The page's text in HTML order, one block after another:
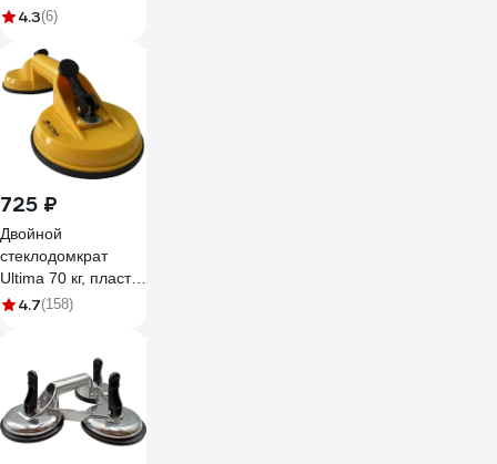
200 d 200 мм
4.3(6)
725 ₽
Двойной
стеклодомкрат
Ultima 70 кг, пластик
141004
4.7(158)